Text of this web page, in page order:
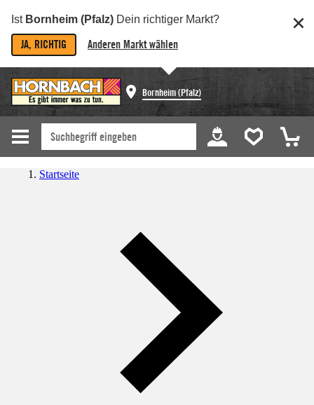
Ist Bornheim (Pfalz) Dein richtiger Markt?
JA, RICHTIG Anderen Markt wählen
Bornheim (Pfalz)
Startseite